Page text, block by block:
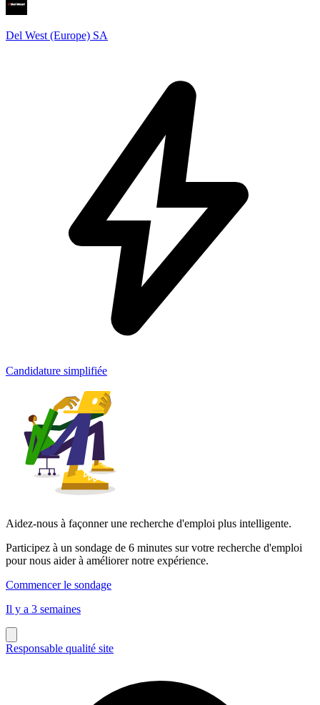
Del West (Europe) SA
Candidature simplifiée
Aidez-nous à façonner une recherche d'emploi plus intelligente.
Participez à un sondage de 6 minutes sur votre recherche d'emploi
pour nous aider à améliorer notre expérience.
Commencer le sondage
Il y a 3 semaines
Responsable qualité site